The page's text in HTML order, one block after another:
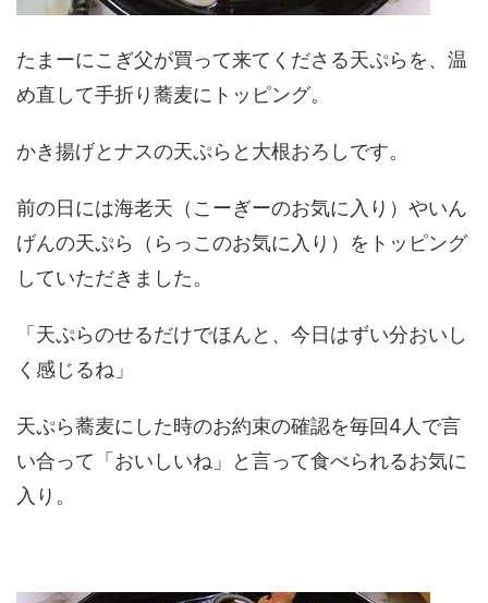
たまーにこぎ父が買って来てくださる天ぷらを、温
め直して手折り蕎麦にトッピング。
かき揚げとナスの天ぷらと大根おろしです。
前の日には海老天（こーぎーのお気に入り）やいん
げんの天ぷら（らっこのお気に入り）をトッピング
していただきました。
「天ぷらのせるだけでほんと、今日はずい分おいし
く感じるね」
天ぷら蕎麦にした時のお約束の確認を毎回4人で言
い合って「おいしいね」と言って食べられるお気に
入り。